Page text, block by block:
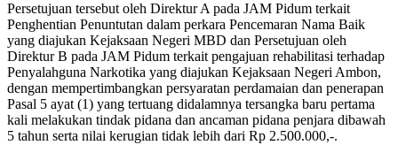
Persetujuan tersebut oleh Direktur A pada JAM Pidum terkait
Penghentian Penuntutan dalam perkara Pencemaran Nama Baik
yang diajukan Kejaksaan Negeri MBD dan Persetujuan oleh
Direktur B pada JAM Pidum terkait pengajuan rehabilitasi terhadap
Penyalahguna Narkotika yang diajukan Kejaksaan Negeri Ambon,
dengan mempertimbangkan persyaratan perdamaian dan penerapan
Pasal 5 ayat (1) yang tertuang didalamnya tersangka baru pertama
kali melakukan tindak pidana dan ancaman pidana penjara dibawah
5 tahun serta nilai kerugian tidak lebih dari Rp 2.500.000,-.